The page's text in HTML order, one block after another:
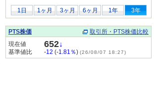
1日 1ヶ月 3ヶ月 6ヶ月 1年 3年
PTS株価
取引所・PTS株価比較
現在値
652↓
基準値比 -12 (-1.81％) (26/08/07 18:27)